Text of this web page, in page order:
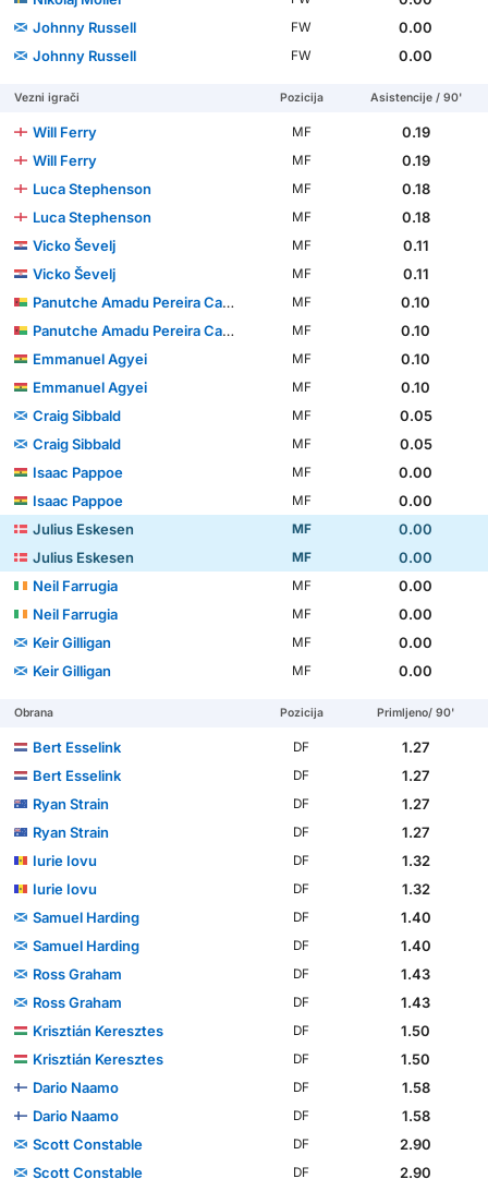
Johnny Russell
FW
0.00
Johnny Russell
FW 0.00
Vezni igrači Pozicija Asistencije / 90'
Will Ferry MF
0.19
Will Ferry
MF
0.19
Luca Stephenson
MF
0.18
Luca Stephenson
MF
0.18
Vicko Ševelj
MF
0.11
Vicko Ševelj
MF
0.11
Panutche Amadu Pereira Camará
MF
0.10
Panutche Amadu Pereira Camará
MF
0.10
Emmanuel Agyei
MF
0.10
Emmanuel Agyei
MF
0.10
Craig Sibbald
MF
0.05
Craig Sibbald
MF
0.05
Isaac Pappoe
MF
0.00
Isaac Pappoe
MF
0.00
Julius Eskesen
MF
0.00
Julius Eskesen
MF
0.00
Neil Farrugia
MF
0.00
Neil Farrugia
MF
0.00
Keir Gilligan
MF
0.00
Keir Gilligan
MF 0.00
Obrana Pozicija Primljeno/ 90'
Bert Esselink DF
1.27
Bert Esselink
DF
1.27
Ryan Strain
DF
1.27
Ryan Strain
DF
1.27
Iurie Iovu
DF
1.32
Iurie Iovu
DF
1.32
Samuel Harding
DF
1.40
Samuel Harding
DF
1.40
Ross Graham
DF
1.43
Ross Graham
DF
1.43
Krisztián Keresztes
DF
1.50
Krisztián Keresztes
DF
1.50
Dario Naamo
DF
1.58
Dario Naamo
DF
1.58
Scott Constable
DF
2.90
Scott Constable
DF 2.90